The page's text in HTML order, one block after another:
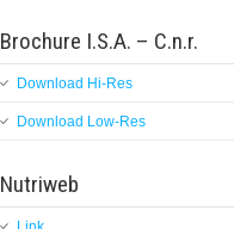
Brochure I.S.A. – C.n.r.
Download Hi-Res
Download Low-Res
Nutriweb